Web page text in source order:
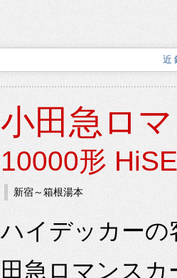
近
小田急ロ
10000形 HiSE
新宿～箱根湯本
ハイデッカー
田急ロマンス